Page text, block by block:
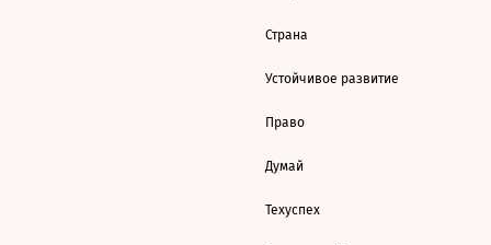
Страна
Устойчивое развитие
Право
Думай
Техуспех